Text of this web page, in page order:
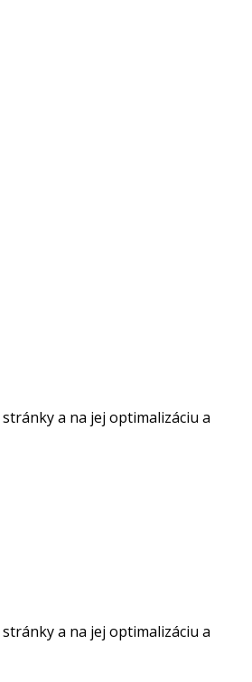
a na jej optimalizáciu a
a na jej optimalizáciu a